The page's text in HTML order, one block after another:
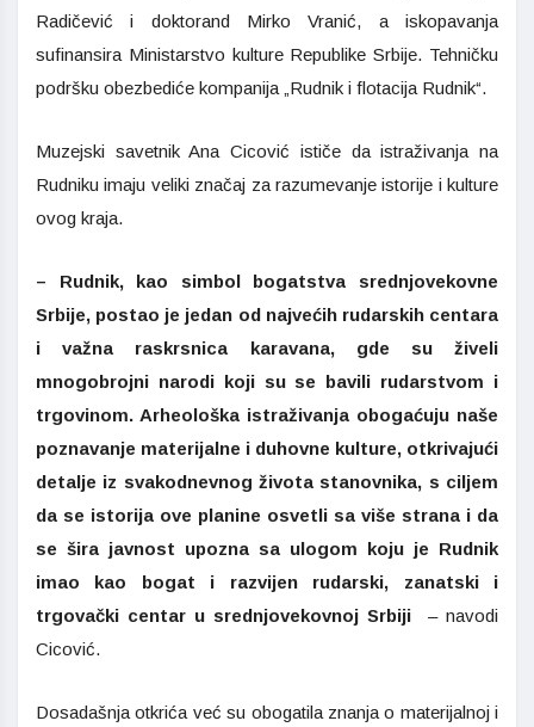
Radičević i doktorand Mirko Vranić, a iskopavanja
sufinansira Ministarstvo kulture Republike Srbije. Tehničku
podršku obezbediće kompanija „Rudnik i flotacija Rudnik“.
Muzejski savetnik Ana Cicović ističe da istraživanja na
Rudniku imaju veliki značaj za razumevanje istorije i kulture
ovog kraja.
– Rudnik, kao simbol bogatstva srednjovekovne
Srbije, postao je jedan od najvećih rudarskih centara
i važna raskrsnica karavana, gde su živeli
mnogobrojni narodi koji su se bavili rudarstvom i
trgovinom. Arheološka istraživanja obogaćuju naše
poznavanje materijalne i duhovne kulture, otkrivajući
detalje iz svakodnevnog života stanovnika, s ciljem
da se istorija ove planine osvetli sa više strana i da
se šira javnost upozna sa ulogom koju je Rudnik
imao kao bogat i razvijen rudarski, zanatski i
trgovački centar u srednjovekovnoj Srbiji – navodi
Cicović.
Dosadašnja otkrića već su obogatila znanja o materijalnoj i